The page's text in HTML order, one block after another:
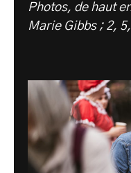
Photos, de haut
Marie Gibbs ; 2,